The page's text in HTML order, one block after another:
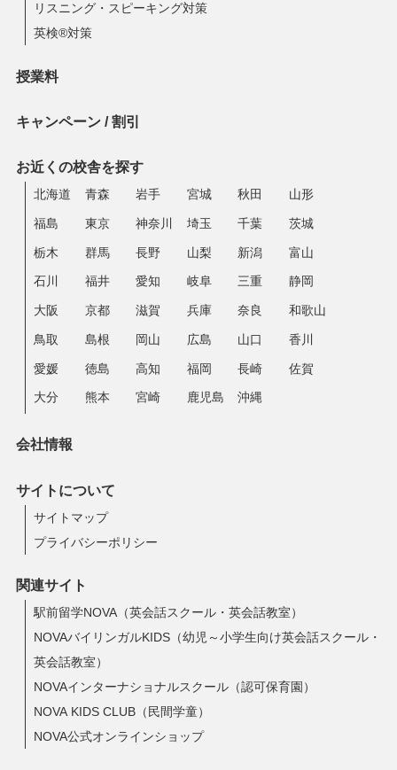
リスニング・スピーキング対策
英検®対策
授業料
キャンペーン / 割引
お近くの校舎を探す
北海道 青森 岩手 宮城 秋田 山形
福島 東京 神奈川 埼玉 千葉 茨城
栃木 群馬 長野 山梨 新潟 富山
石川 福井 愛知 岐阜 三重 静岡
大阪 京都 滋賀 兵庫 奈良 和歌山
鳥取 島根 岡山 広島 山口 香川
愛媛 徳島 高知 福岡 長崎 佐賀
大分 熊本 宮崎 鹿児島 沖縄
会社情報
サイトについて
サイトマップ
プライバシーポリシー
関連サイト
駅前留学NOVA（英会話スクール・英会話教室）
NOVAバイリンガルKIDS（幼児～小学生向け英会話スクール・
英会話教室）
NOVAインターナショナルスクール（認可保育園）
NOVA KIDS CLUB（民間学童）
NOVA公式オンラインショップ